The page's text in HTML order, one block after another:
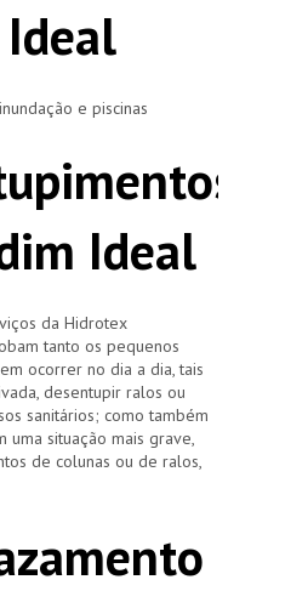
e piscinas
Ideal
da Hidrotex
tanto os pequenos
ocorrer no dia a dia, tais
desentupir ralos ou
sanitários; como também
uma situação mais grave,
de colunas ou de ralos,